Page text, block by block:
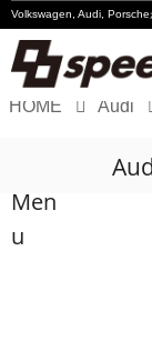
Volkswagen, Audi, Porsche
HOME Audi
Men
u